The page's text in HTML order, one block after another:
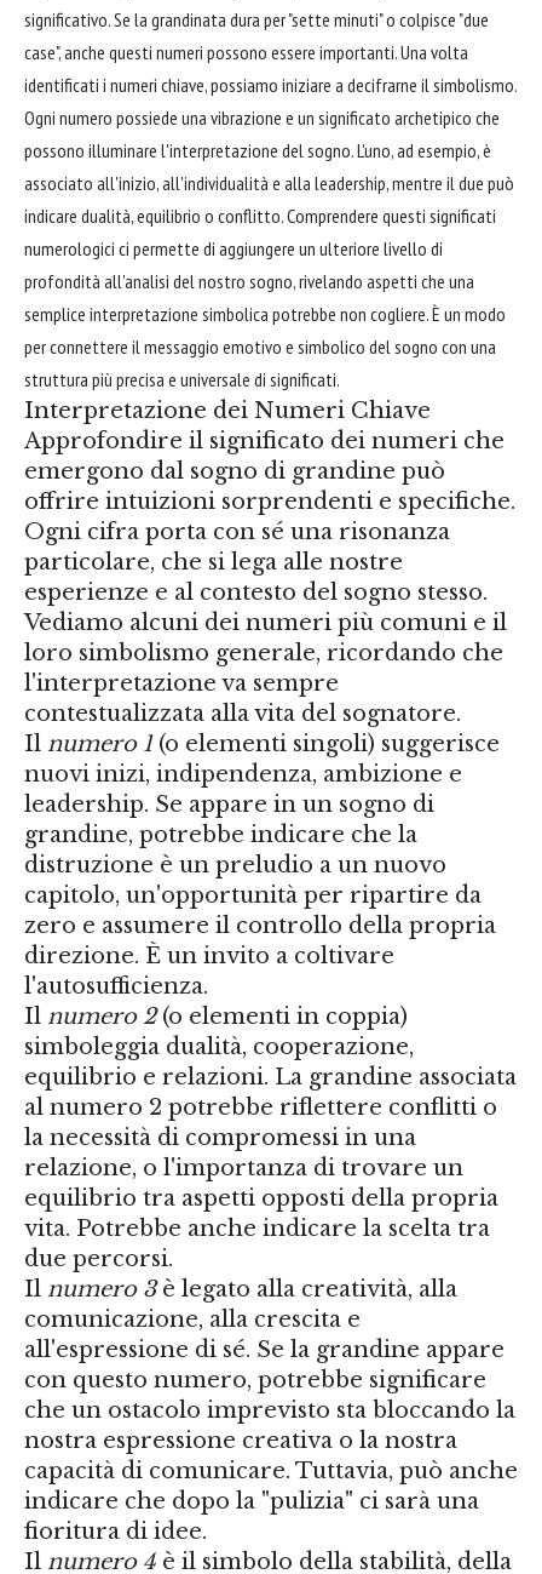
significativo. Se la grandinata dura per "sette minuti" o colpisce "due
case", anche questi numeri possono essere importanti. Una volta
identificati i numeri chiave, possiamo iniziare a decifrarne il simbolismo.
Ogni numero possiede una vibrazione e un significato archetipico che
possono illuminare l'interpretazione del sogno. L'uno, ad esempio, è
associato all'inizio, all'individualità e alla leadership, mentre il due può
indicare dualità, equilibrio o conflitto. Comprendere questi significati
numerologici ci permette di aggiungere un ulteriore livello di
profondità all'analisi del nostro sogno, rivelando aspetti che una
semplice interpretazione simbolica potrebbe non cogliere. È un modo
per connettere il messaggio emotivo e simbolico del sogno con una
struttura più precisa e universale di significati.
Interpretazione dei Numeri Chiave
Approfondire il significato dei numeri che
emergono dal sogno di grandine può
offrire intuizioni sorprendenti e specifiche.
Ogni cifra porta con sé una risonanza
particolare, che si lega alle nostre
esperienze e al contesto del sogno stesso.
Vediamo alcuni dei numeri più comuni e il
loro simbolismo generale, ricordando che
l'interpretazione va sempre
contestualizzata alla vita del sognatore.
Il numero 1(o elementi singoli) suggerisce
nuovi inizi, indipendenza, ambizione e
leadership. Se appare in un sogno di
grandine, potrebbe indicare che la
distruzione è un preludio a un nuovo
capitolo, un'opportunità per ripartire da
zero e assumere il controllo della propria
direzione. È un invito a coltivare
l'autosufficienza.
Il numero 2(o elementi in coppia)
simboleggia dualità, cooperazione,
equilibrio e relazioni. La grandine associata
al numero 2 potrebbe riflettere conflitti o
la necessità di compromessi in una
relazione, o l'importanza di trovare un
equilibrio tra aspetti opposti della propria
vita. Potrebbe anche indicare la scelta tra
due percorsi.
Il numero 3è legato alla creatività, alla
comunicazione, alla crescita e
all'espressione di sé. Se la grandine appare
con questo numero, potrebbe significare
che un ostacolo imprevisto sta bloccando la
nostra espressione creativa o la nostra
capacità di comunicare. Tuttavia, può anche
indicare che dopo la "pulizia" ci sarà una
fioritura di idee.
Il numero 4 è il simbolo della stabilità, della